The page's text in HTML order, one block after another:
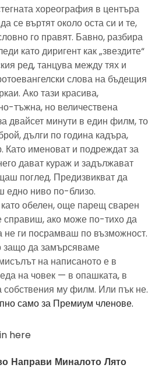
хореография в центъра
се въртят около оста си и те,
го правят. Бавно, разбира
като диригент как „звездите“
ред, танцува между тях и
слова на бъдещия
Ако тази красива,
тъжна, но величествена
двайсет минути в един филм, то
дълги по година кадъра,
Като именоват и подреждат за
дават кураж и задължават
поглед. Предизвикват да
едно ниво по-близо.
като обелен, още парещ сварен
справиш, ако може по-тихо да
ги посрамваш по възможност.
защо да замърсяваме
на написаното е в
на човек — в опашката, в
собствения му филм. Или пък не.
само за Премиум членове.
here
Направи Миналото Лято